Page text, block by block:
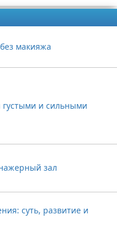
макияжа
густыми и сильными
зал
суть, развитие и